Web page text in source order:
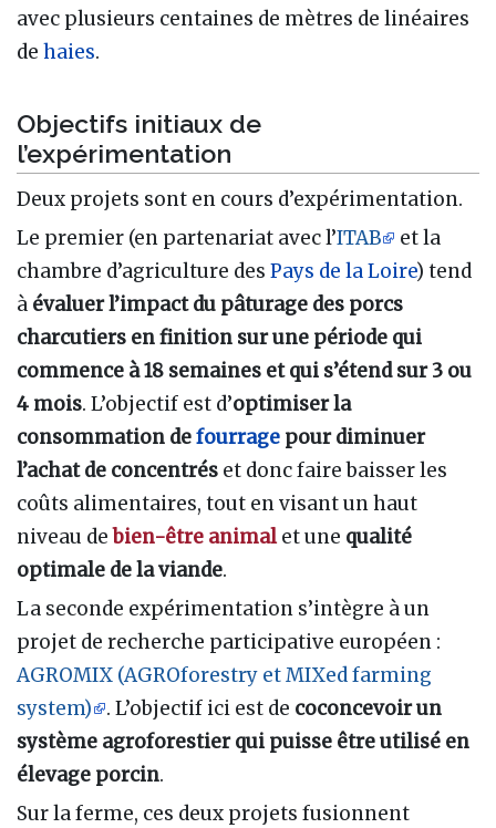
avec plusieurs centaines de mètres de linéaires
de haies.
Objectifs initiaux de
l’expérimentation
Deux projets sont en cours d’expérimentation.
Le premier (en partenariat avec l’ITAB
et la
chambre d’agriculture des Pays de la Loire) tend
à évaluer l’impact du pâturage des porcs
charcutiers en finition sur une période qui
commence à 18 semaines et qui s’étend sur 3 ou
4 mois. L’objectif est d’optimiser la
consommation defourrage pour diminuer
l’achat de concentrés et donc faire baisser les
coûts alimentaires, tout en visant un haut
niveau debien-être animalet une qualité
optimale de la viande.
La seconde expérimentation s’intègre à un
projet de recherche participative européen :
AGROMIX (AGROforestry et MIXed farming
system)
. L’objectif ici est de coconcevoir un
système agroforestier qui puisse être utilisé en
élevage porcin.
Sur la ferme, ces deux projets fusionnent